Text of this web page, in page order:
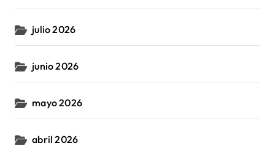
julio 2026
junio 2026
mayo 2026
abril 2026